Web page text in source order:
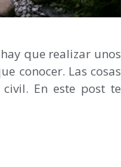
que realizar unos
conocer. Las cosas
En este post te